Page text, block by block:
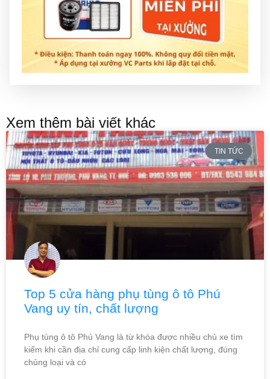
Xem thêm bài viết khác
TIN TỨC
Top 5 cửa hàng phụ tùng ô tô Phú
Vang uy tín, chất lượng
Phụ tùng ô tô Phú Vang là từ khóa được nhiều chủ xe tìm
kiếm khi cần địa chỉ cung cấp linh kiện chất lượng, đúng
chủng loại và có